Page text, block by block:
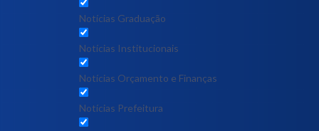
Notícias Graduação
Notícias Institucionais
Notícias Orçamento e Finanças
Notícias Prefeitura